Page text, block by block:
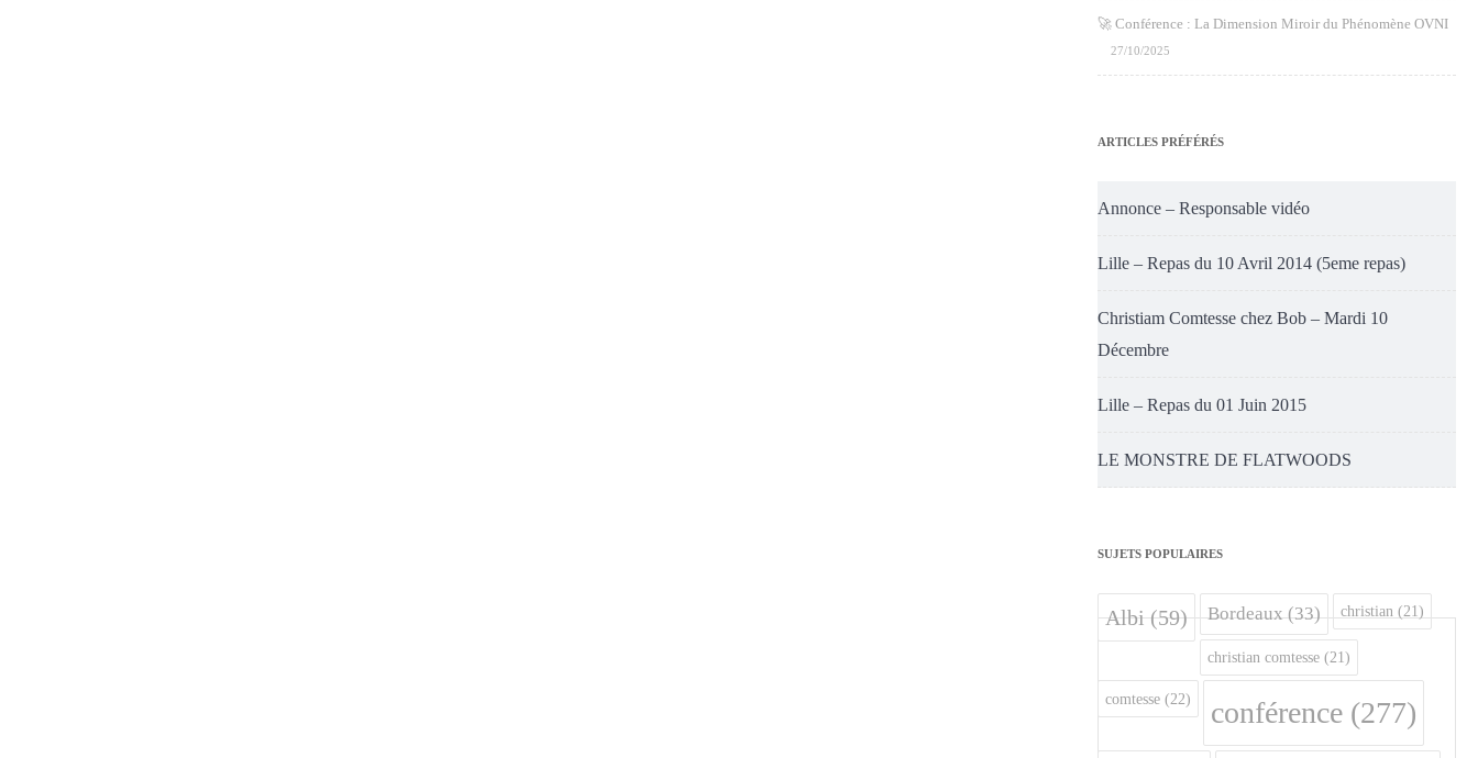
🚀 Conférence : La Dimension Miroir du Phénomène OVNI
27/10/2025
ARTICLES PRÉFÉRÉS
Annonce – Responsable vidéo
Lille – Repas du 10 Avril 2014 (5eme repas)
Christiam Comtesse chez Bob – Mardi 10
Décembre
Lille – Repas du 01 Juin 2015
LE MONSTRE DE FLATWOODS
SUJETS POPULAIRES
Albi(59) Bordeaux(33) christian (21)
christian comtesse (21)
comtesse (22) conférence (277)